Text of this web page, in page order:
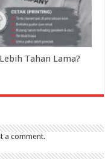
Tahan Lama?
a comment.